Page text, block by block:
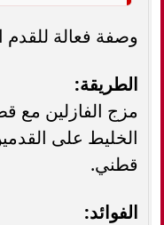
وصفة فعالة للقدم
الطريقة:
مزج الفازلين مع
الخليط على
قطني.
الفوائد: